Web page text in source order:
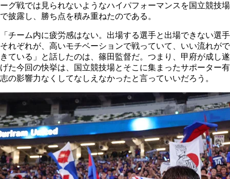
ーグ戦では見られないようなハイパフォーマンスを国立競技場
で披露し、勝ち点を積み重ねたのである。
「チーム内に疲労感はない。出場する選手と出場できない選手
それぞれが、高いモチベーションで戦っていて、いい流れがで
きている」と話したのは、篠田監督だ。つまり、甲府が成し遂
げた今回の快挙は、国立競技場とそこに集まったサポーター有
志の影響力なくしてなしえなかったと言っていいだろう。